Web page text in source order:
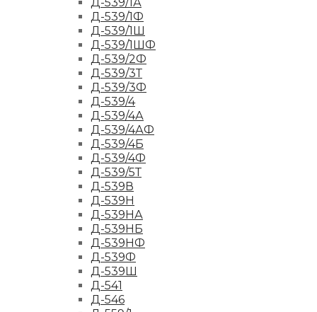
Д-539/1Ф
Д-539/1Ш
Д-539/1ШФ
Д-539/2Ф
Д-539/3Т
Д-539/3Ф
Д-539/4
Д-539/4А
Д-539/4АФ
Д-539/4Б
Д-539/4Ф
Д-539/5Т
Д-539В
Д-539Н
Д-539НА
Д-539НБ
Д-539НФ
Д-539Ф
Д-539Ш
Д-541
Д-546